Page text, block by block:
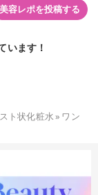
美容レポを投稿する
います！
ト状化粧水» ワン